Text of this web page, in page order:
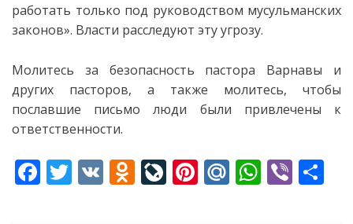
работать только под руководством мусульманских
законов». Власти расследуют эту угрозу.
Молитесь за безопасность пастора Варнавы и
других пасторов, а также молитесь, чтобы
пославшие письмо люди были привлечены к
ответственности.
F T V O Li Pi M W Vi